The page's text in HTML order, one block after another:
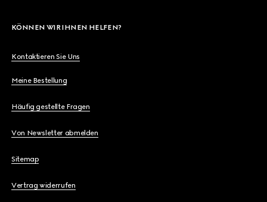
KÖNNEN WIR IHNEN HELFEN?
Kontaktieren Sie Uns
Meine Bestellung
Häufig gestellte Fragen
Von Newsletter abmelden
Sitemap
Vertrag widerrufen